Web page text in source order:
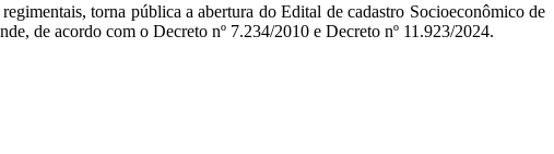
torna pública a abertura do Edital de cadastro Socioeconômico de
de acordo com o Decreto nº 7.234/2010 e Decreto nº 11.923/2024.